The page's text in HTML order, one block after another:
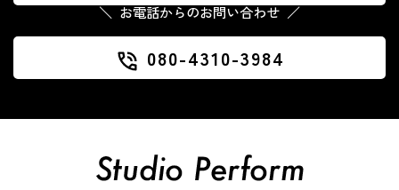
お電話からのお問い合わせ
080-4310-3984